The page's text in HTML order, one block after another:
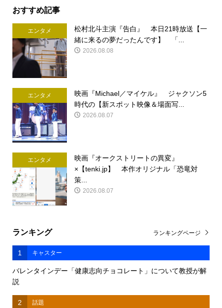
おすすめ記事
エンタメ
松村北斗主演『告白』 本日21時放送【一
緒に来るの夢だったんです】 「...
2026.08.08
エンタメ
映画『Michael／マイケル』 ジャクソン5
時代の【新スポット映像＆場面写...
2026.08.07
エンタメ
映画『オークストリートの異変』
×【tenki.jp】 本作オリジナル「恐竜対
策...
2026.08.07
ランキング
1 キャスター
バレンタインデー「健康志向チョコレート」について教授が解
説
2 話題
ランキングページ